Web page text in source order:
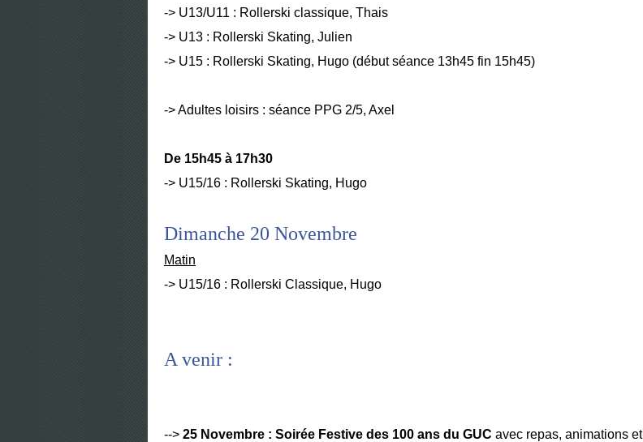
-> U13/U11 : Rollerski classique, Thais
-> U13 : Rollerski Skating, Julien
-> U15 : Rollerski Skating, Hugo (début séance 13h45 fin 15h45)
-> Adultes loisirs : séance PPG 2/5, Axel
De 15h45 à 17h30
-> U15/16 : Rollerski Skating, Hugo
Dimanche 20 Novembre
Matin
-> U15/16 : Rollerski Classique, Hugo
A venir :
--> 25 Novembre : Soirée Festive des 100 ans du GUC avec repas, animations et